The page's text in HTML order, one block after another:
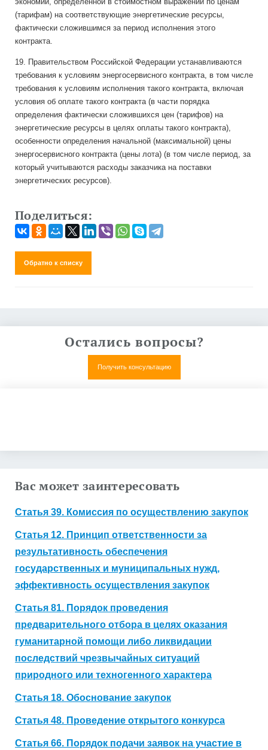
(тарифам) на соответствующие энергетические ресурсы,
фактически сложившимся за период исполнения этого
контракта.
19. Правительством Российской Федерации устанавливаются
требования к условиям энергосервисного контракта, в том числе
требования к условиям исполнения такого контракта, включая
условия об оплате такого контракта (в части порядка
определения фактически сложившихся цен (тарифов) на
энергетические ресурсы в целях оплаты такого контракта),
особенности определения начальной (максимальной) цены
энергосервисного контракта (цены лота) (в том числе период, за
который учитываются расходы заказчика на поставки
энергетических ресурсов).
Поделиться:
Обратно к списку
Остались вопросы?
Получить консультацию
Вас может заинтересовать
Статья 39. Комиссия по осуществлению закупок
Статья 12. Принцип ответственности за
результативность обеспечения
государственных и муниципальных нужд,
эффективность осуществления закупок
Статья 81. Порядок проведения
предварительного отбора в целях оказания
гуманитарной помощи либо ликвидации
последствий чрезвычайных ситуаций
природного или техногенного характера
Статья 18. Обоснование закупок
Статья 48. Проведение открытого конкурса
Статья 66. Порядок подачи заявок на участие в